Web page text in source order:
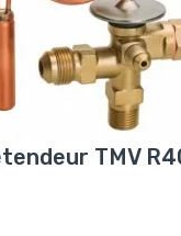
TMV